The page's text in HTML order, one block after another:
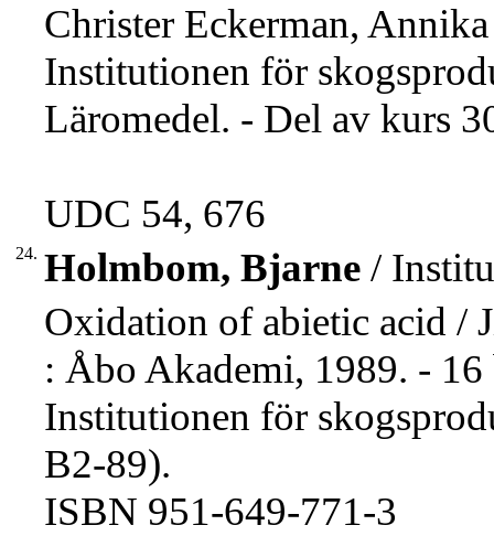
Christer Eckerman,
Institutionen för
Läromedel. - Del av kurs
UDC 54, 676
24. Holmbom, Bjarne /
Oxidation of abietic acid /
: Åbo Akademi, 1989. -
Institutionen för
B2-89).
ISBN 951-649-771-3